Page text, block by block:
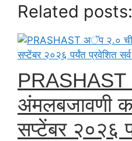
Related posts:
अंमलबजावणी
सप्टेंबर २०२६